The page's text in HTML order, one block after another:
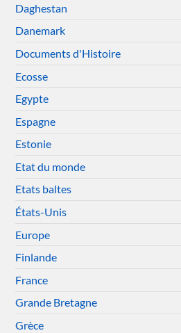
Daghestan
Danemark
Documents d'Histoire
Ecosse
Egypte
Espagne
Estonie
Etat du monde
Etats baltes
États-Unis
Europe
Finlande
France
Grande Bretagne
Grèce